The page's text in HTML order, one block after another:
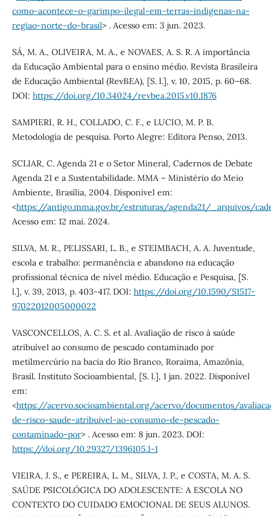
como-acontece-o-garimpo-ilegal-em-terras-indigenas-na-
regiao-norte-do-brasil> . Acesso em: 3 jun. 2023.
SÁ, M. A., OLIVEIRA, M. A., e NOVAES, A. S. R. A importância
da Educação Ambiental para o ensino médio. Revista Brasileira
de Educação Ambiental (RevBEA), [S. l.], v. 10, 2015, p. 60–68.
DOI: https://doi.org/10.34024/revbea.2015.v10.1876
SAMPIERI, R. H., COLLADO, C. F., e LUCIO, M. P. B.
Metodologia de pesquisa. Porto Alegre: Editora Penso, 2013.
SCLIAR, C. Agenda 21 e o Setor Mineral, Cadernos de Debate
Agenda 21 e a Sustentabilidade. MMA – Ministério do Meio
Ambiente, Brasília, 2004. Disponível em:
<https://antigo.mma.gov.br/estruturas/agenda21/_arquivos/
Acesso em: 12 mai. 2024.
SILVA, M. R., PELISSARI, L. B., e STEIMBACH, A. A. Juventude,
escola e trabalho: permanência e abandono na educação
profissional técnica de nível médio. Educação e Pesquisa, [S.
l.], v. 39, 2013, p. 403-417. DOI: https://doi.org/10.1590/S1517-
97022012005000022
VASCONCELLOS, A. C. S. et al. Avaliação de risco à saúde
atribuível ao consumo de pescado contaminado por
metilmercúrio na bacia do Rio Branco, Roraima, Amazônia,
Brasil. Instituto Socioambiental, [S. l.], 1 jan. 2022. Disponível
em:
<https://acervo.socioambiental.org/acervo/documentos/
de-risco-saude-atribuivel-ao-consumo-de-pescado-
contaminado-por> . Acesso em: 8 jun. 2023. DOI:
https://doi.org/10.29327/1396105.1-1
VIEIRA, J. S., e PEREIRA, L. M., SILVA, J. P., e COSTA, M. A. S.
SAÚDE PSICOLÓGICA DO ADOLESCENTE: A ESCOLA NO
CONTEXTO DO CUIDADO EMOCIONAL DE SEUS ALUNOS.